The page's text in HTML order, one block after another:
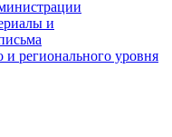
и
регионального уровня